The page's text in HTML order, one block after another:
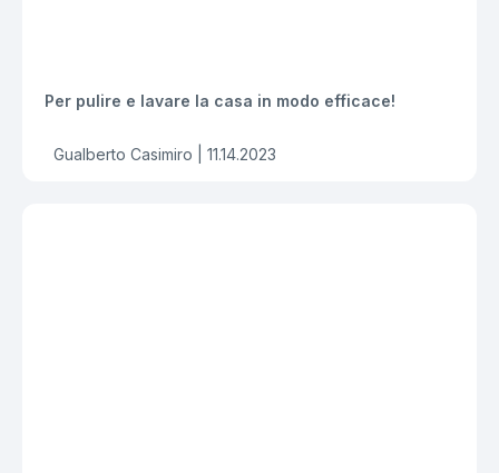
Per pulire e lavare la casa in modo efficace!
Gualberto Casimiro | 11.14.2023